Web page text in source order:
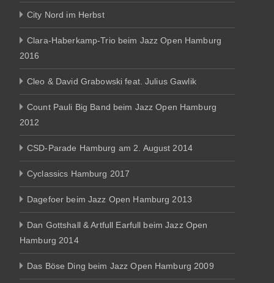
City Nord im Herbst
Clara-Haberkamp-Trio beim Jazz Open Hamburg
2016
Cleo & David Grabowski feat. Julius Gawlik
Count Pauli Big Band beim Jazz Open Hamburg
2012
CSD-Parade Hamburg am 2. August 2014
Cyclassics Hamburg 2017
Dagefoer beim Jazz Open Hamburg 2013
Dan Gottshall & Artfull Earfull beim Jazz Open
Hamburg 2014
Das Böse Ding beim Jazz Open Hamburg 2009